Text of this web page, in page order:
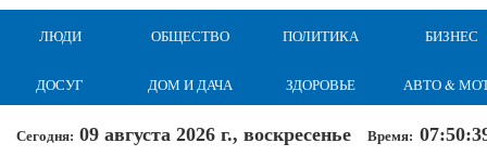
ЛЮДИ ОБЩЕСТВО ПОЛИТИКА БИЗНЕС
ДОСУГ ДОМ И ДАЧА ЗДОРОВЬЕ АВТО &
Сегодня: 09 августа 2026 г., воскресенье Время: